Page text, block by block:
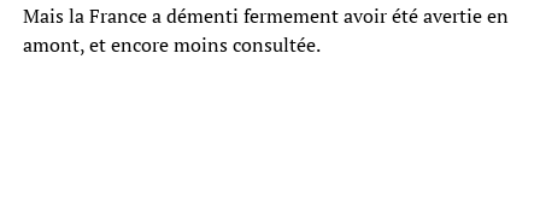
Mais la France a démenti fermement avoir été avertie en
amont, et encore moins consultée.